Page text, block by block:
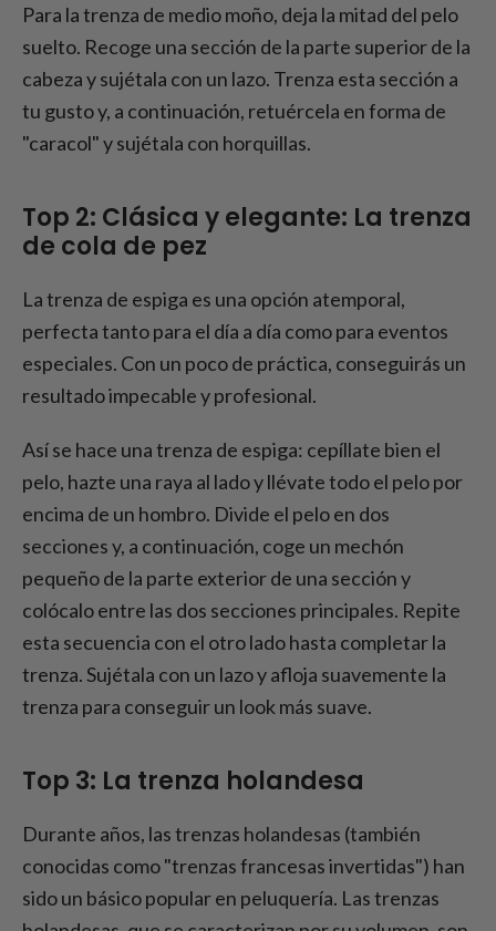
Para la trenza de medio moño, deja la mitad del pelo
suelto. Recoge una sección de la parte superior de la
cabeza y sujétala con un lazo. Trenza esta sección a
tu gusto y, a continuación, retuércela en forma de
"caracol" y sujétala con horquillas.
Top 2: Clásica y elegante: La trenza
de cola de pez
La trenza de espiga es una opción atemporal,
perfecta tanto para el día a día como para eventos
especiales. Con un poco de práctica, conseguirás un
resultado impecable y profesional.
Así se hace una trenza de espiga: cepíllate bien el
pelo, hazte una raya al lado y llévate todo el pelo por
encima de un hombro. Divide el pelo en dos
secciones y, a continuación, coge un mechón
pequeño de la parte exterior de una sección y
colócalo entre las dos secciones principales. Repite
esta secuencia con el otro lado hasta completar la
trenza. Sujétala con un lazo y afloja suavemente la
trenza para conseguir un look más suave.
Top 3: La trenza holandesa
Durante años, las trenzas holandesas (también
conocidas como "trenzas francesas invertidas") han
sido un básico popular en peluquería. Las trenzas